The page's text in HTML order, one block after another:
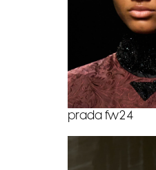
prada fw24